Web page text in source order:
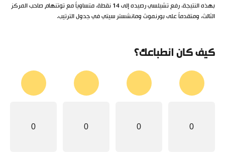
بهذه النتيجة، رفع تشيلسي رصيده إلى 14 نقطة، متساوياً مع توتنهام صاحب المركز
الثالث، ومتقدماً على بورنموث ومانشستر سيتي في جدول الترتيب.
كيف كان انطباعك؟
0
0
0
0